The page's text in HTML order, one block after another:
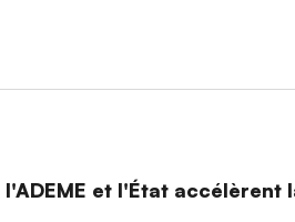
l'ADEME et l'État